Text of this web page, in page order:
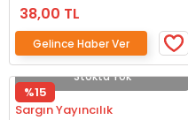
38,00 TL
Gelince Haber Ver
Stokta Yok
%15
Sargın Yayıncılık